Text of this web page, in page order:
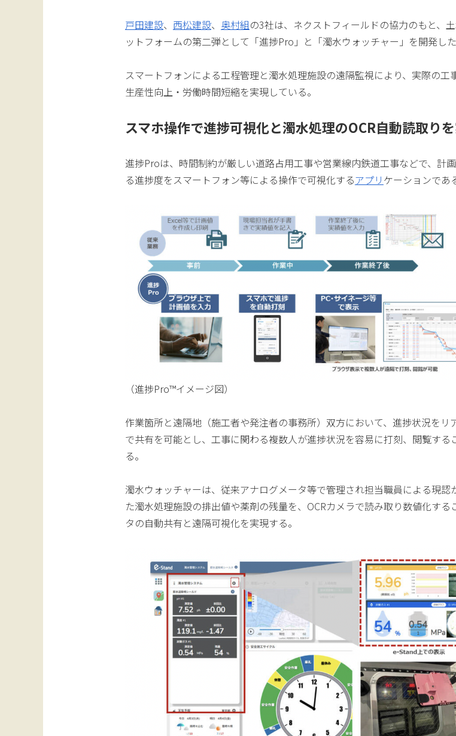
戸田建設、 西松建設、 奥村組の3社は、ネクストフィールドの協力のもと、
ットフォームの第二弾として「進捗Pro」と「濁水ウォッチャー」を開発した
スマートフォンによる工程管理と濁水処理施設の遠隔監視により、実際の工
生産性向上・労働時間短縮を実現している。
スマホ操作で進捗可視化と濁水処理のOCR自動読取り
進捗Proは、時間制約が厳しい道路占用工事や営業線内鉄道工事などで、計
る進捗度をスマートフォン等による操作で可視化するアプリ ケーションであ
（進捗Pro™イメージ図）
作業箇所と遠隔地（施工者や発注者の事務所）双方において、進捗状況をリ
で共有を可能とし、工事に関わる複数人が進捗状況を容易に打刻、閲覧する
る。
濁水ウォッチャーは、従来アナログメータ等で管理され担当職員による現認
た濁水処理施設の排出値や薬剤の残量を、OCRカメラで読み取り数値化する
タの自動共有と遠隔可視化を実現する。